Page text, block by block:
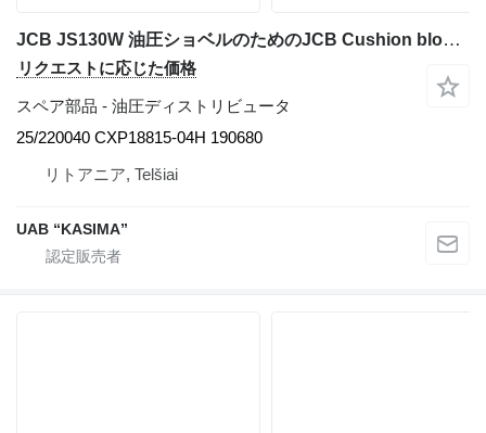
JCB JS130W 油圧ショベルのためのJCB Cushion block valve 25/220040 CXP18815-04H 190680 油圧ディストリビュータ
リクエストに応じた価格
スペア部品 - 油圧ディストリビュータ
25/220040 CXP18815-04H 190680
リトアニア, Telšiai
UAB “KASIMA”